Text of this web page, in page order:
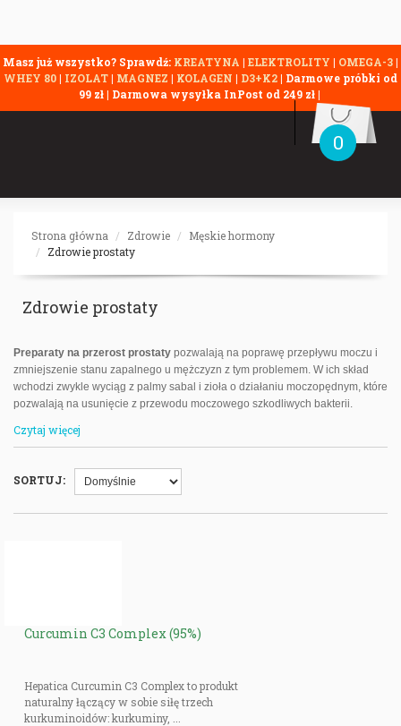
Masz już wszystko? Sprawdź: KREATYNA | ELEKTROLITY | OMEGA-3|
WHEY 80| IZOLAT| MAGNEZ | KOLAGEN | D3+K2| Darmowe próbki od
99 zł | Darmowa wysyłka InPost od 249 zł |
0
Strona główna Zdrowie
Męskie hormony
Zdrowie prostaty
Zdrowie prostaty
Preparaty na przerost prostaty pozwalają na poprawę przepływu moczu i
zmniejszenie stanu zapalnego u mężczyzn z tym problemem. W ich skład
wchodzi zwykle wyciąg z palmy sabal i zioła o działaniu moczopędnym, które
pozwalają na usunięcie z przewodu moczowego szkodliwych bakterii.
Dzięki nim można poprawić funkcjonowanie prostaty, spowolnić jej rozrost i
przyjmować wraz z pojawieniem się pierwszych objawów problemów z
Czytaj więcej
SORTUJ:
Curcumin C3 Complex (95%)
Hepatica Curcumin C3 Complex to produkt
naturalny łączący w sobie siłę trzech
kurkuminoidów: kurkuminy, ...